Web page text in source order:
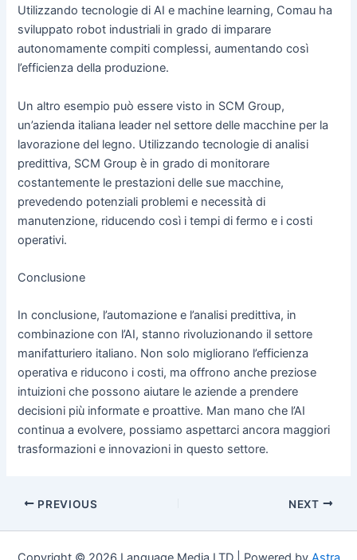
Utilizzando tecnologie di AI e machine learning, Comau ha
sviluppato robot industriali in grado di imparare
autonomamente compiti complessi, aumentando così
l’efficienza della produzione.
Un altro esempio può essere visto in SCM Group,
un’azienda italiana leader nel settore delle macchine per la
lavorazione del legno. Utilizzando tecnologie di analisi
predittiva, SCM Group è in grado di monitorare
costantemente le prestazioni delle sue macchine,
prevedendo potenziali problemi e necessità di
manutenzione, riducendo così i tempi di fermo e i costi
operativi.
Conclusione
In conclusione, l’automazione e l’analisi predittiva, in
combinazione con l’AI, stanno rivoluzionando il settore
manifatturiero italiano. Non solo migliorano l’efficienza
operativa e riducono i costi, ma offrono anche preziose
intuizioni che possono aiutare le aziende a prendere
decisioni più informate e proattive. Man mano che l’AI
continua a evolvere, possiamo aspettarci ancora maggiori
trasformazioni e innovazioni in questo settore.
Post
PREVIOUS NEXT